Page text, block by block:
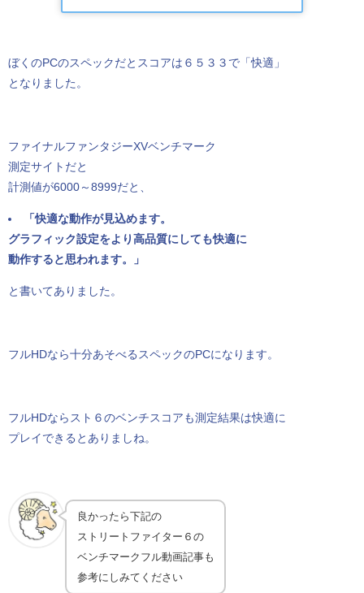
ぼくのPCのスペックだとスコアは６５３３で「快適」
となりました。
ファイナルファンタジーXVベンチマーク
測定サイトだと
計測値が6000～8999だと、
「快適な動作が見込めます。
グラフィック設定をより高品質にしても快適に
動作すると思われます。」
と書いてありました。
フルHDなら十分あそべるスペックのPCになります。
フルHDならスト６のベンチスコアも測定結果は快適に
プレイできるとありましね。
良かったら下記の
ストリートファイター６の
ベンチマークフル動画記事も
参考にしみてください